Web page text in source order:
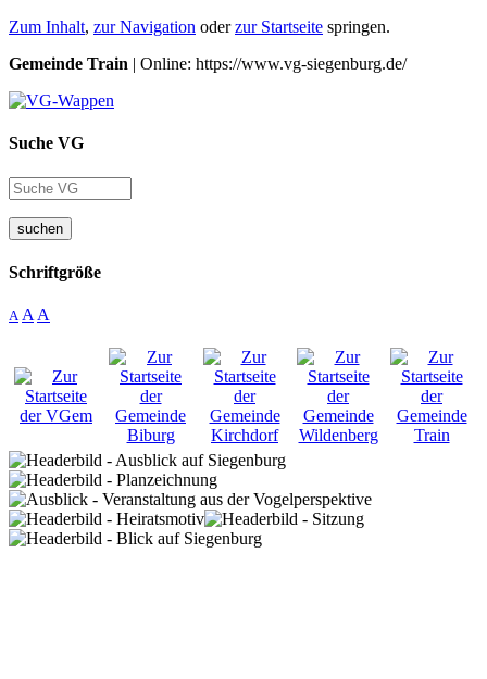
Zum Inhalt, zur Navigation oderzur Startseite springen.
Gemeinde Train | Online: https://www.vg-siegenburg.de/
Suche VG
suchen
Schriftgröße
A A A